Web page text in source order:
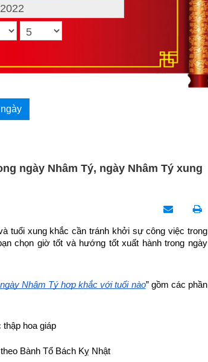
ngày Nhâm Tý, ngày Nhâm Tý xung
tuổi xung khắc cần tránh khởi sự công việc trong
chọn giờ tốt và hướng tốt xuất hành trong ngày
Nhâm Tý hợp khắc với tuổi nào” gồm các phần
thập hoa giáp
Bành Tổ Bách Kỵ Nhật